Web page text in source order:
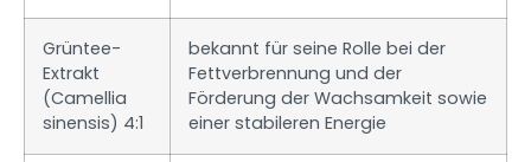
Grüntee-
Extrakt
(Camellia
sinensis) 4:1
bekannt für seine Rolle bei der
Fettverbrennung und der
Förderung der Wachsamkeit sowie
einer stabileren Energie